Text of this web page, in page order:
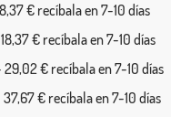
€ recíbala en 7-10 días
€ recíbala en 7-10 días
€ recíbala en 7-10 días
€ recíbala en 7-10 días